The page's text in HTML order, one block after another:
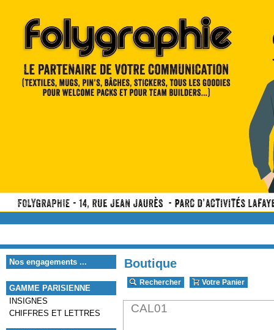
Nos engagements ...
GAMME PARISIENNE
INSIGNES
CHIFFRES ET LETTRES
Boutique
Rechercher Votre Panier
CAL01